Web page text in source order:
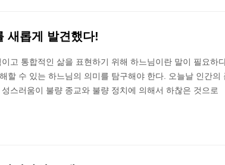
새롭게 발견했다!
고 통합적인 삶을 표현하기 위해 하느님이란 말이 필요하
할 수 있는 하느님의 의미를 탐구해야 한다. 오늘날 인간의
스러움이 불량 종교와 불량 정치에 의해서 하찮은 것으로